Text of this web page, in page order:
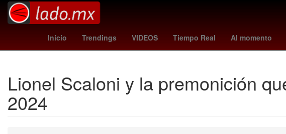
Inicio Trendings VIDEOS Tiempo Real Al momento
santa misa estudiantes vs independiente Houston Rockets
Lionel Scaloni y la premonición
2024